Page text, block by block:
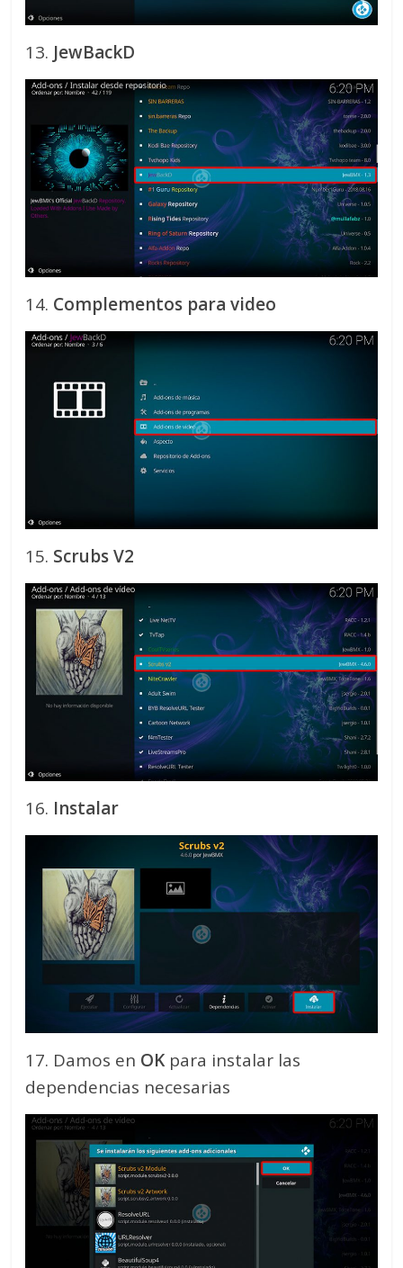
13. JewBackD
14. Complementos para video
15. Scrubs V2
16. Instalar
17. Damos en OK para instalar las
dependencias necesarias